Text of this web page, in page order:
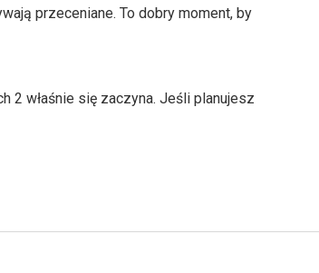
przeceniane. To dobry moment, by
2 właśnie się zaczyna. Jeśli planujesz